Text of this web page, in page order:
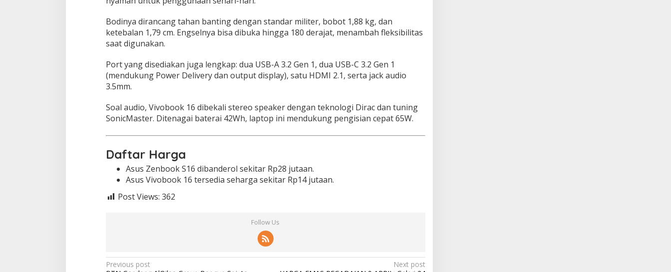
Bodinya dirancang tahan banting dengan standar militer, bobot 1,88 kg, dan
ketebalan 1,79 cm. Engselnya bisa dibuka hingga 180 derajat, menambah fleksibilitas
saat digunakan.
Port yang disediakan juga lengkap: dua USB-A 3.2 Gen 1, dua USB-C 3.2 Gen 1
(mendukung Power Delivery dan output display), satu HDMI 2.1, serta jack audio
3.5mm.
Soal audio, Vivobook 16 dibekali stereo speaker dengan teknologi Dirac dan tuning
SonicMaster. Ditenagai baterai 42Wh, laptop ini mendukung pengisian cepat 65W.
Daftar Harga
Asus Zenbook S16 dibanderol sekitar Rp28 jutaan.
Asus Vivobook 16 tersedia seharga sekitar Rp14 jutaan.
Post Views: 362
Follow Us
P
Previous post
Next post